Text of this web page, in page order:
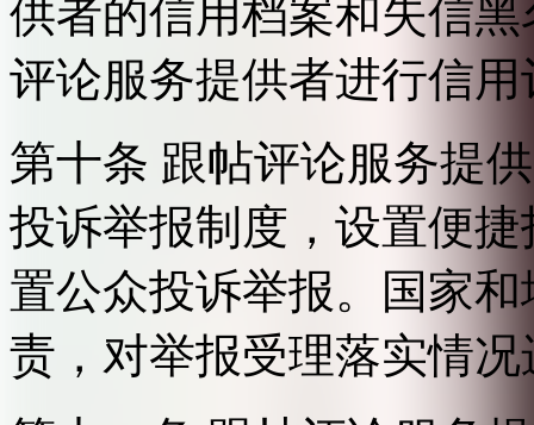
供者的信用档案和失信
评论服务提供者进行信用
第十条 跟帖评论服务提
投诉举报制度，设置便
置公众投诉举报。国家
责，对举报受理落实情